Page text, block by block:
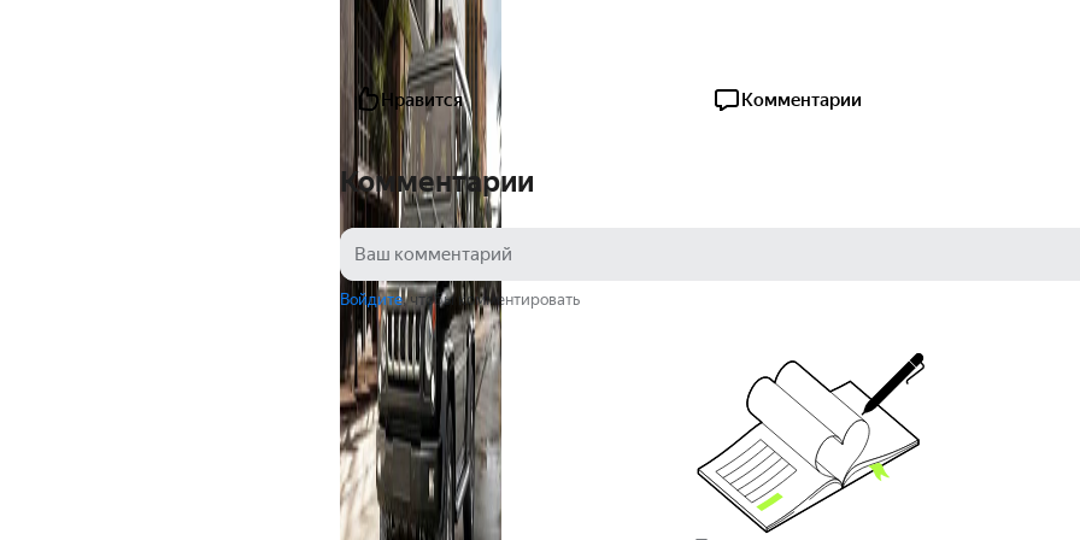
Нравится Комментарии
Комментарии
Войдите, чтобы комментировать